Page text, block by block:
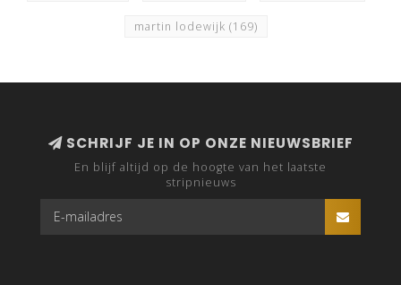
martin lodewijk (169)
SCHRIJF JE IN OP ONZE NIEUWSBRIEF
En blijf altijd op de hoogte van het laatste
stripnieuws